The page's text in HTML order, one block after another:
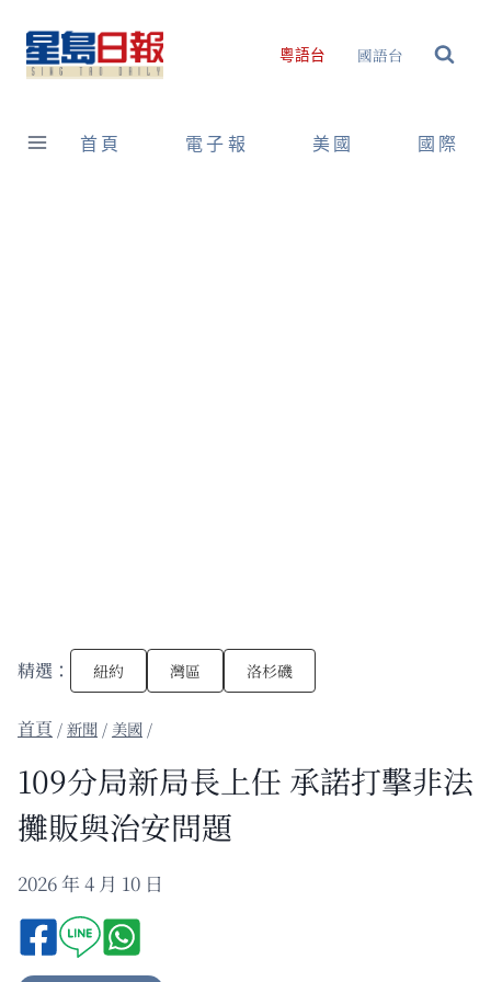
content
粵語台 國語台
首頁 電子報 美國 國際
精選： 紐約 灣區 洛杉磯
/新聞 / 美國 /
109分局新局長上任 承諾打擊非法
攤販與治安問題
2026 年 4 月 10 日